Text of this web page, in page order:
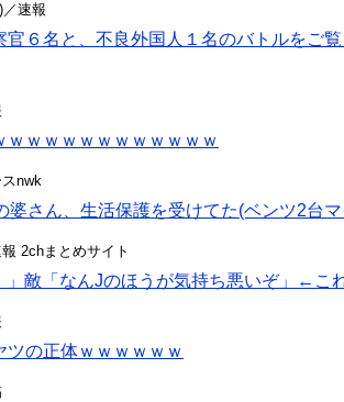
速報
６名と、不良外国人１名のバトルをご
ｗｗｗｗｗｗｗｗｗｗｗ
nwk
婆さん、生活保護を受けてた(ベンツ2台
2chまとめサイト
」敵「なんJのほうが気持ち悪いぞ」←こ
の正体ｗｗｗｗｗｗ